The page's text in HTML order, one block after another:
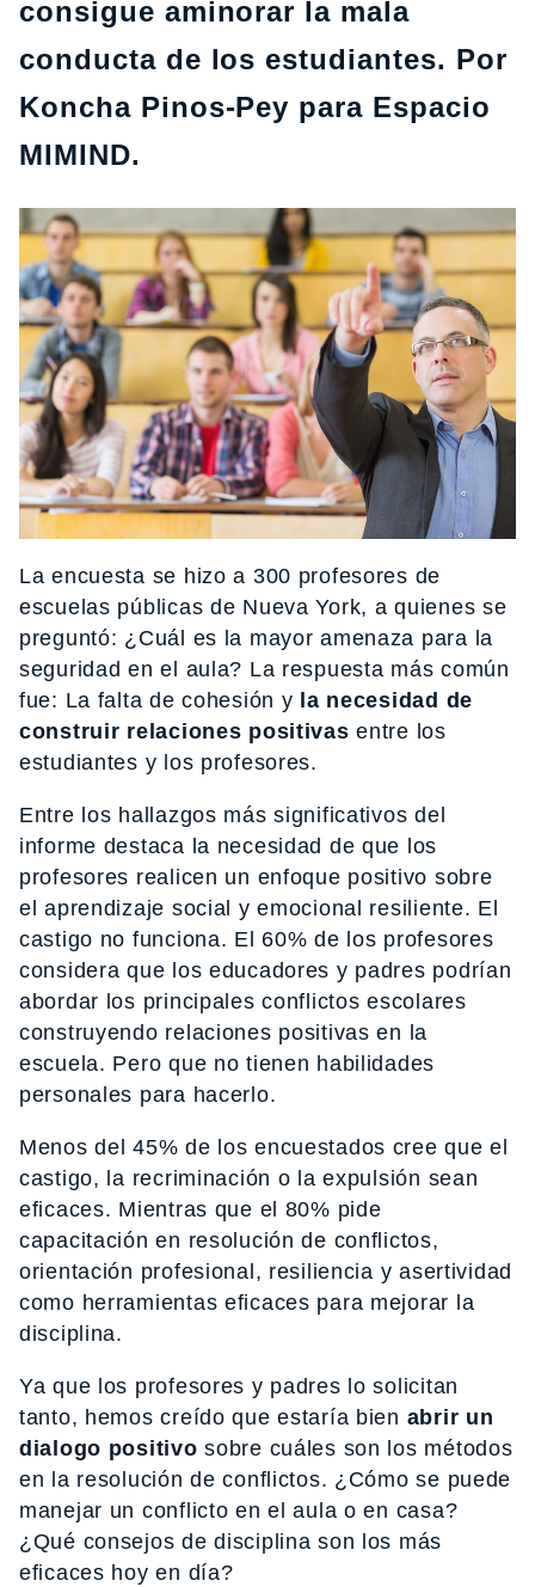
consigue aminorar la mala
conducta de los estudiantes. Por
Koncha Pinos-Pey para Espacio
MIMIND.
La encuesta se hizo a 300 profesores de
escuelas públicas de Nueva York, a quienes se
preguntó: ¿Cuál es la mayor amenaza para la
seguridad en el aula? La respuesta más común
fue: La falta de cohesión y la necesidad de
construir relaciones positivas entre los
estudiantes y los profesores.
Entre los hallazgos más significativos del
informe destaca la necesidad de que los
profesores realicen un enfoque positivo sobre
el aprendizaje social y emocional resiliente. El
castigo no funciona. El 60% de los profesores
considera que los educadores y padres podrían
abordar los principales conflictos escolares
construyendo relaciones positivas en la
escuela. Pero que no tienen habilidades
personales para hacerlo.
Menos del 45% de los encuestados cree que el
castigo, la recriminación o la expulsión sean
eficaces. Mientras que el 80% pide
capacitación en resolución de conflictos,
orientación profesional, resiliencia y asertividad
como herramientas eficaces para mejorar la
disciplina.
Ya que los profesores y padres lo solicitan
tanto, hemos creído que estaría bien abrir un
dialogo positivo sobre cuáles son los métodos
en la resolución de conflictos. ¿Cómo se puede
manejar un conflicto en el aula o en casa?
¿Qué consejos de disciplina son los más
eficaces hoy en día?